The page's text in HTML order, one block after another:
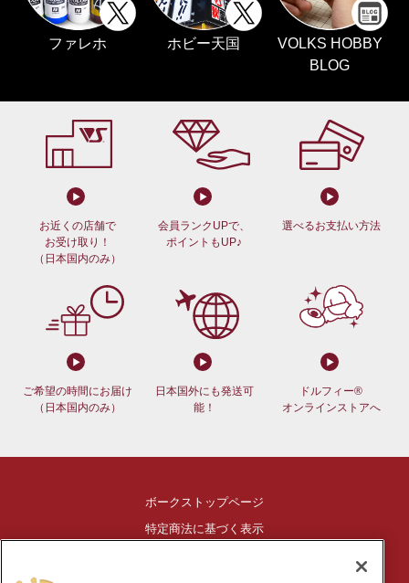
ファレホ ホビー天国
VOLKS HOBBY
BLOG
お近くの店舗で
お受け取り！
（日本国内のみ）
会員ランクUPで、
ポイントもUP♪
選べるお支払い方法
ご希望の時間にお届け
（日本国内のみ）
日本国外にも発送可
能！
ドルフィー®
オンラインストアへ
ボークストップページ
特定商法に基づく表示